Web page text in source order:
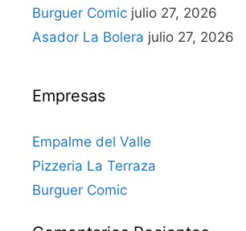
Burguer Comic julio 27, 2026
Asador La Bolera julio 27, 2026
Empresas
Empalme del Valle
Pizzeria La Terraza
Burguer Comic